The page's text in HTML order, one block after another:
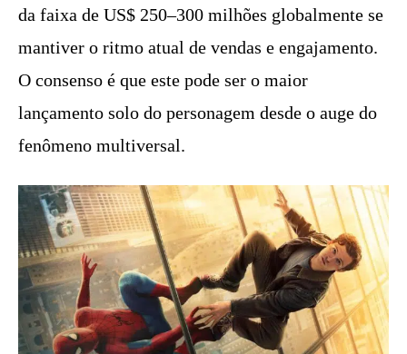
da faixa de US$ 250–300 milhões globalmente se
mantiver o ritmo atual de vendas e engajamento.
O consenso é que este pode ser o maior
lançamento solo do personagem desde o auge do
fenômeno multiversal.